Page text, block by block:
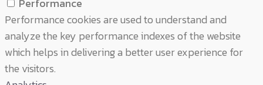
Performance
Performance cookies are used to understand and
analyze the key performance indexes of the website
which helps in delivering a better user experience for
the visitors.